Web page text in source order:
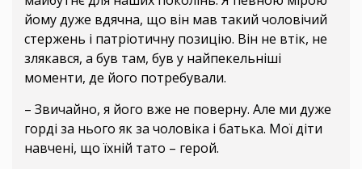
йому дуже вдячна, що він мав такий чоловічий
стержень і патріотичну позицію. Він не втік, не
злякався, а був там, був у найпекельніші
моменти, де його потребували.
– Звичайно, я його вже не поверну. Але ми дуже
горді за нього як за чоловіка і батька. Мої діти
навчені, що їхній тато – герой.